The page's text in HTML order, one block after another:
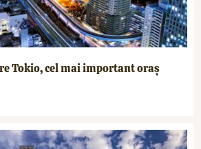
Tokio, cel mai important oraș